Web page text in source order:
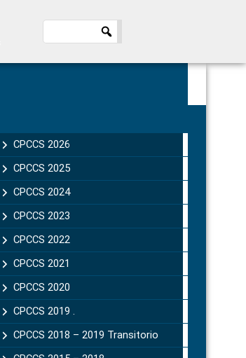
Sidebar
CPCCS 2026
CPCCS 2025
CPCCS 2024
CPCCS 2023
CPCCS 2022
CPCCS 2021
CPCCS 2020
CPCCS 2019 .
CPCCS 2018 – 2019 Transitorio